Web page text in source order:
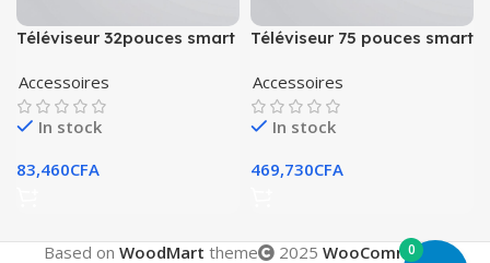
Téléviseur 32pouces smart
Accessoires
In stock
83,460CFA
Téléviseur 75 pouces smart
Accessoires
In stock
469,730CFA
Based on WoodMart theme 2025 WooCommerce
0